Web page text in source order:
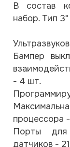
В состав
набор. Тип
Бампер
- 4 шт.
процессора
Порты для
датчиков -